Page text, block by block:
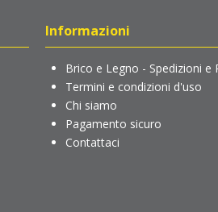
Informazioni
Brico e Legno - Spedizioni e
Termini e condizioni d'uso
Chi siamo
Pagamento sicuro
Contattaci